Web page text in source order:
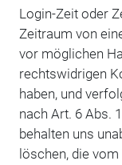
Login-Zeit oder
Zeitraum von
vor möglichen
rechtswidrigen
haben, und
nach Art. 6 Abs.
behalten uns
löschen, die